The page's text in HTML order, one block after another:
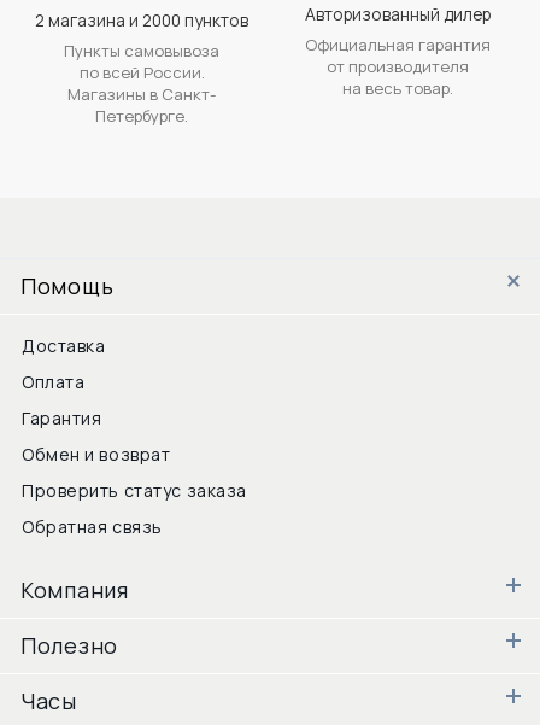
2 магазина и 2000 пунктов
Пункты самовывоза
по всей России.
Магазины в Санкт-
Петербурге.
Авторизованный дилер
Официальная гарантия
от производителя
на весь товар.
Помощь
Доставка
Оплата
Гарантия
Обмен и возврат
Проверить статус заказа
Обратная связь
Компания
Полезно
Часы